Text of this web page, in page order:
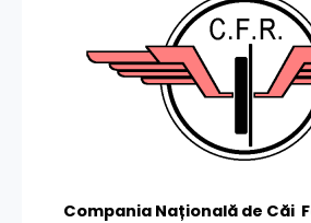
Compania Națională de Căi